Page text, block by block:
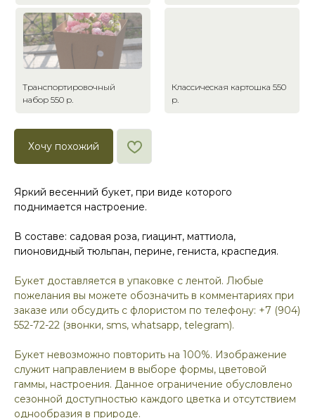
Транспортировочный
набор 550 р.
Классическая картошка 550
р.
Хочу похожий
Яркий весенний букет, при виде которого
поднимается настроение.
В составе: садовая роза, гиацинт, маттиола,
пионовидный тюльпан, перине, гениста, краспедия.
Букет доставляется в упаковке с лентой. Любые
пожелания вы можете обозначить в комментариях при
заказе или обсудить с флористом по телефону: +7 (904)
552-72-22 (звонки, sms, whatsapp, telegram).
Букет невозможно повторить на 100%. Изображение
служит направлением в выборе формы, цветовой
гаммы, настроения. Данное ограничение обусловлено
сезонной доступностью каждого цветка и отсутствием
однообразия в природе.